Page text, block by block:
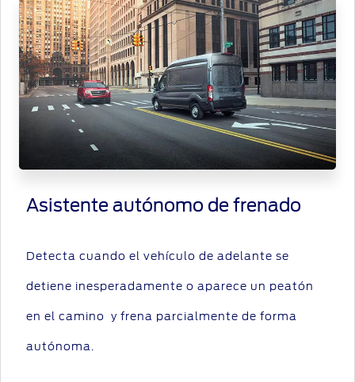
Asistente autónomo de frenado
Detecta cuando el vehículo de adelante se
detiene inesperadamente o aparece un peatón
en el camino y frena parcialmente de forma
autónoma.